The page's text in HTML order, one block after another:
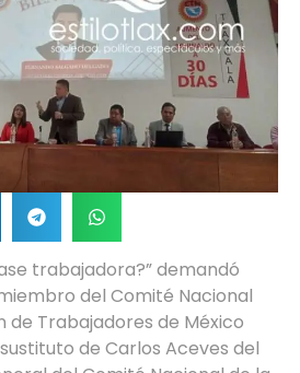
trabajadora?” demandó
del Comité Nacional
de Trabajadores de México
de Carlos Aceves del